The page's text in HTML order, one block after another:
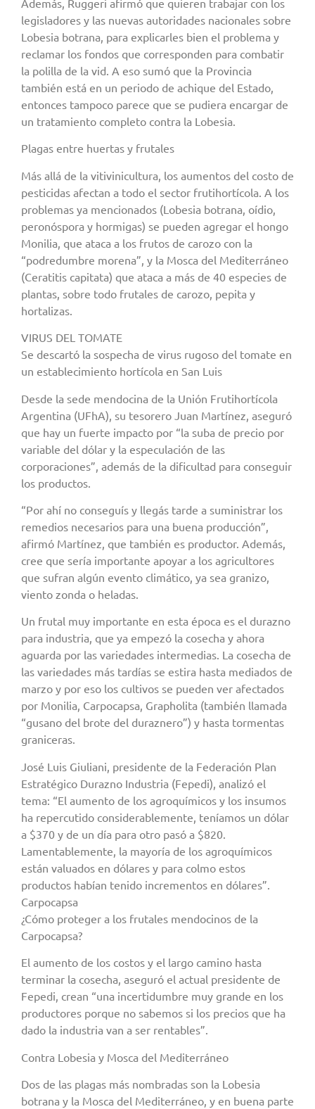
legisladores y las nuevas autoridades nacionales sobre
Lobesia botrana, para explicarles bien el problema y
reclamar los fondos que corresponden para combatir
la polilla de la vid. A eso sumó que la Provincia
también está en un periodo de achique del Estado,
entonces tampoco parece que se pudiera encargar de
un tratamiento completo contra la Lobesia.
Plagas entre huertas y frutales
Más allá de la vitivinicultura, los aumentos del costo de
pesticidas afectan a todo el sector frutihortícola. A los
problemas ya mencionados (Lobesia botrana, oídio,
peronóspora y hormigas) se pueden agregar el hongo
Monilia, que ataca a los frutos de carozo con la
“podredumbre morena”, y la Mosca del Mediterráneo
(Ceratitis capitata) que ataca a más de 40 especies de
plantas, sobre todo frutales de carozo, pepita y
hortalizas.
VIRUS DEL TOMATE
Se descartó la sospecha de virus rugoso del tomate en
un establecimiento hortícola en San Luis
Desde la sede mendocina de la Unión Frutihortícola
Argentina (UFhA), su tesorero Juan Martínez, aseguró
que hay un fuerte impacto por “la suba de precio por
variable del dólar y la especulación de las
corporaciones”, además de la dificultad para conseguir
los productos.
“Por ahí no conseguís y llegás tarde a suministrar los
remedios necesarios para una buena producción”,
afirmó Martínez, que también es productor. Además,
cree que sería importante apoyar a los agricultores
que sufran algún evento climático, ya sea granizo,
viento zonda o heladas.
Un frutal muy importante en esta época es el durazno
para industria, que ya empezó la cosecha y ahora
aguarda por las variedades intermedias. La cosecha de
las variedades más tardías se estira hasta mediados de
marzo y por eso los cultivos se pueden ver afectados
por Monilia, Carpocapsa, Grapholita (también llamada
“gusano del brote del duraznero”) y hasta tormentas
graniceras.
José Luis Giuliani, presidente de la Federación Plan
Estratégico Durazno Industria (Fepedi), analizó el
tema: “El aumento de los agroquímicos y los insumos
ha repercutido considerablemente, teníamos un dólar
a $370 y de un día para otro pasó a $820.
Lamentablemente, la mayoría de los agroquímicos
están valuados en dólares y para colmo estos
productos habían tenido incrementos en dólares”.
Carpocapsa
¿Cómo proteger a los frutales mendocinos de la
Carpocapsa?
El aumento de los costos y el largo camino hasta
terminar la cosecha, aseguró el actual presidente de
Fepedi, crean “una incertidumbre muy grande en los
productores porque no sabemos si los precios que ha
dado la industria van a ser rentables”.
Contra Lobesia y Mosca del Mediterráneo
Dos de las plagas más nombradas son la Lobesia
botrana y la Mosca del Mediterráneo, y en buena parte